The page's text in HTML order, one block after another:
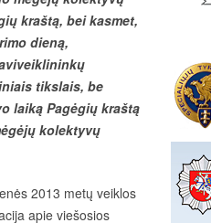
kraštą, bei kasmet,
dieną,
tikslais, be
laiką Pagėgių kraštą
kolektyvų
2013 metų veiklos
apie viešosios